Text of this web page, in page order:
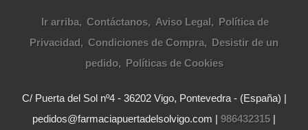
Ir arriba Contáctanos Aviso Legal
Política de
Privacidad
Condiciones de Compra
Desistir de un
pedido
Políticas de Cookies
C/ Puerta del Sol nº4 - 36202 Vigo, Pontevedra - (España) |
pedidos@farmaciapuertadelsolvigo.com | 986432315 |